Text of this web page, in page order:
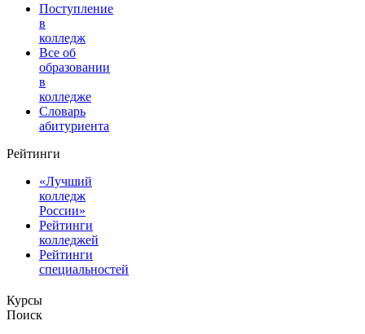
Поступление
в
колледж
Все об
образовании
в
колледже
Словарь
абитуриента
Рейтинги
«Лучший
колледж
России»
Рейтинги
колледжей
Рейтинги
специальностей
Курсы
Поиск